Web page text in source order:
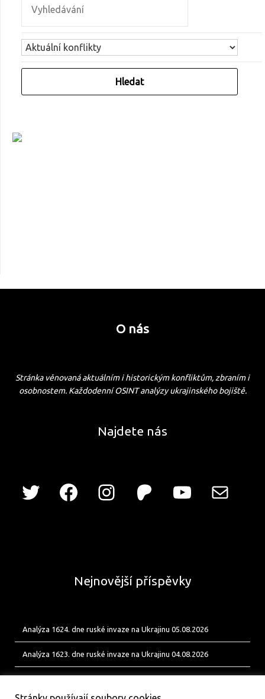
O nás
Stránka věnovaná aktuálním i historickým konfliktům, zbraním i
osobnostem. Každodenní OSINT analýzy ukrajinského bojiště.
Najdete nás
Nejnovější příspěvky
Analýza 1624. dne ruské invaze na Ukrajinu 05.08.2026
Analýza 1623. dne ruské invaze na Ukrajinu 04.08.2026